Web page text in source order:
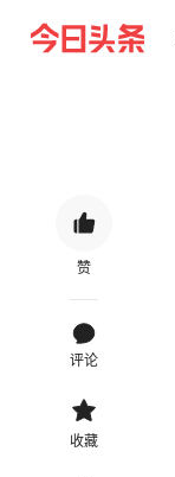
赞
评论
收藏